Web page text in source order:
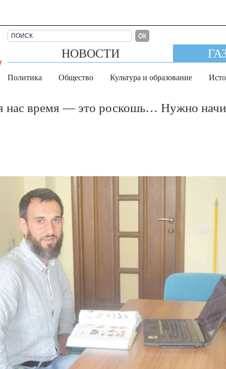
ОК
НОВОСТИ
Политика Общество Культура и образование
нас время — это роскошь… Нужно